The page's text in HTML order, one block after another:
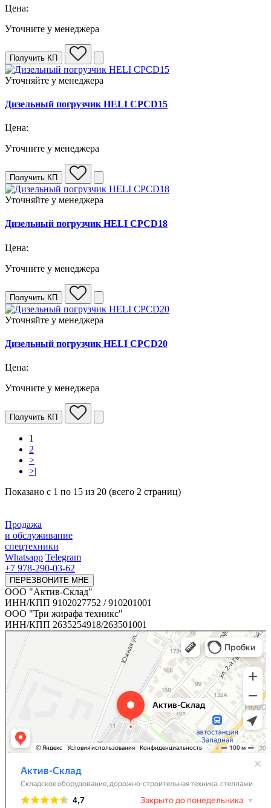
Цена:
Уточните у менеджера
Получить КП
Уточняйте у менеджера
Дизельный погрузчик HELI CPCD15
Цена:
Уточните у менеджера
Получить КП
Уточняйте у менеджера
Дизельный погрузчик HELI CPCD18
Цена:
Уточните у менеджера
Получить КП
Уточняйте у менеджера
Дизельный погрузчик HELI CPCD20
Цена:
Уточните у менеджера
Получить КП
1
2
>
>|
Показано с 1 по 15 из 20 (всего 2 страниц)
Продажа
и обслуживание
спецтехники
Whatsapp Telegram
+7 978-290-03-62
ПЕРЕЗВОНИТЕ МНЕ
ООО "Актив-Склад"
ИНН/КПП 9102027752 / 910201001
ООО "Три жирафа техникс"
ИНН/КПП 2635254918/263501001
Актив-Склад
Складское оборудование в Симферополе
Дорожно-строительная техника в Симферополе